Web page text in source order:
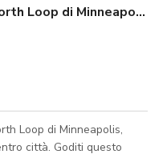
Loop di Minneapolis!
Loop di Minneapolis,
questo